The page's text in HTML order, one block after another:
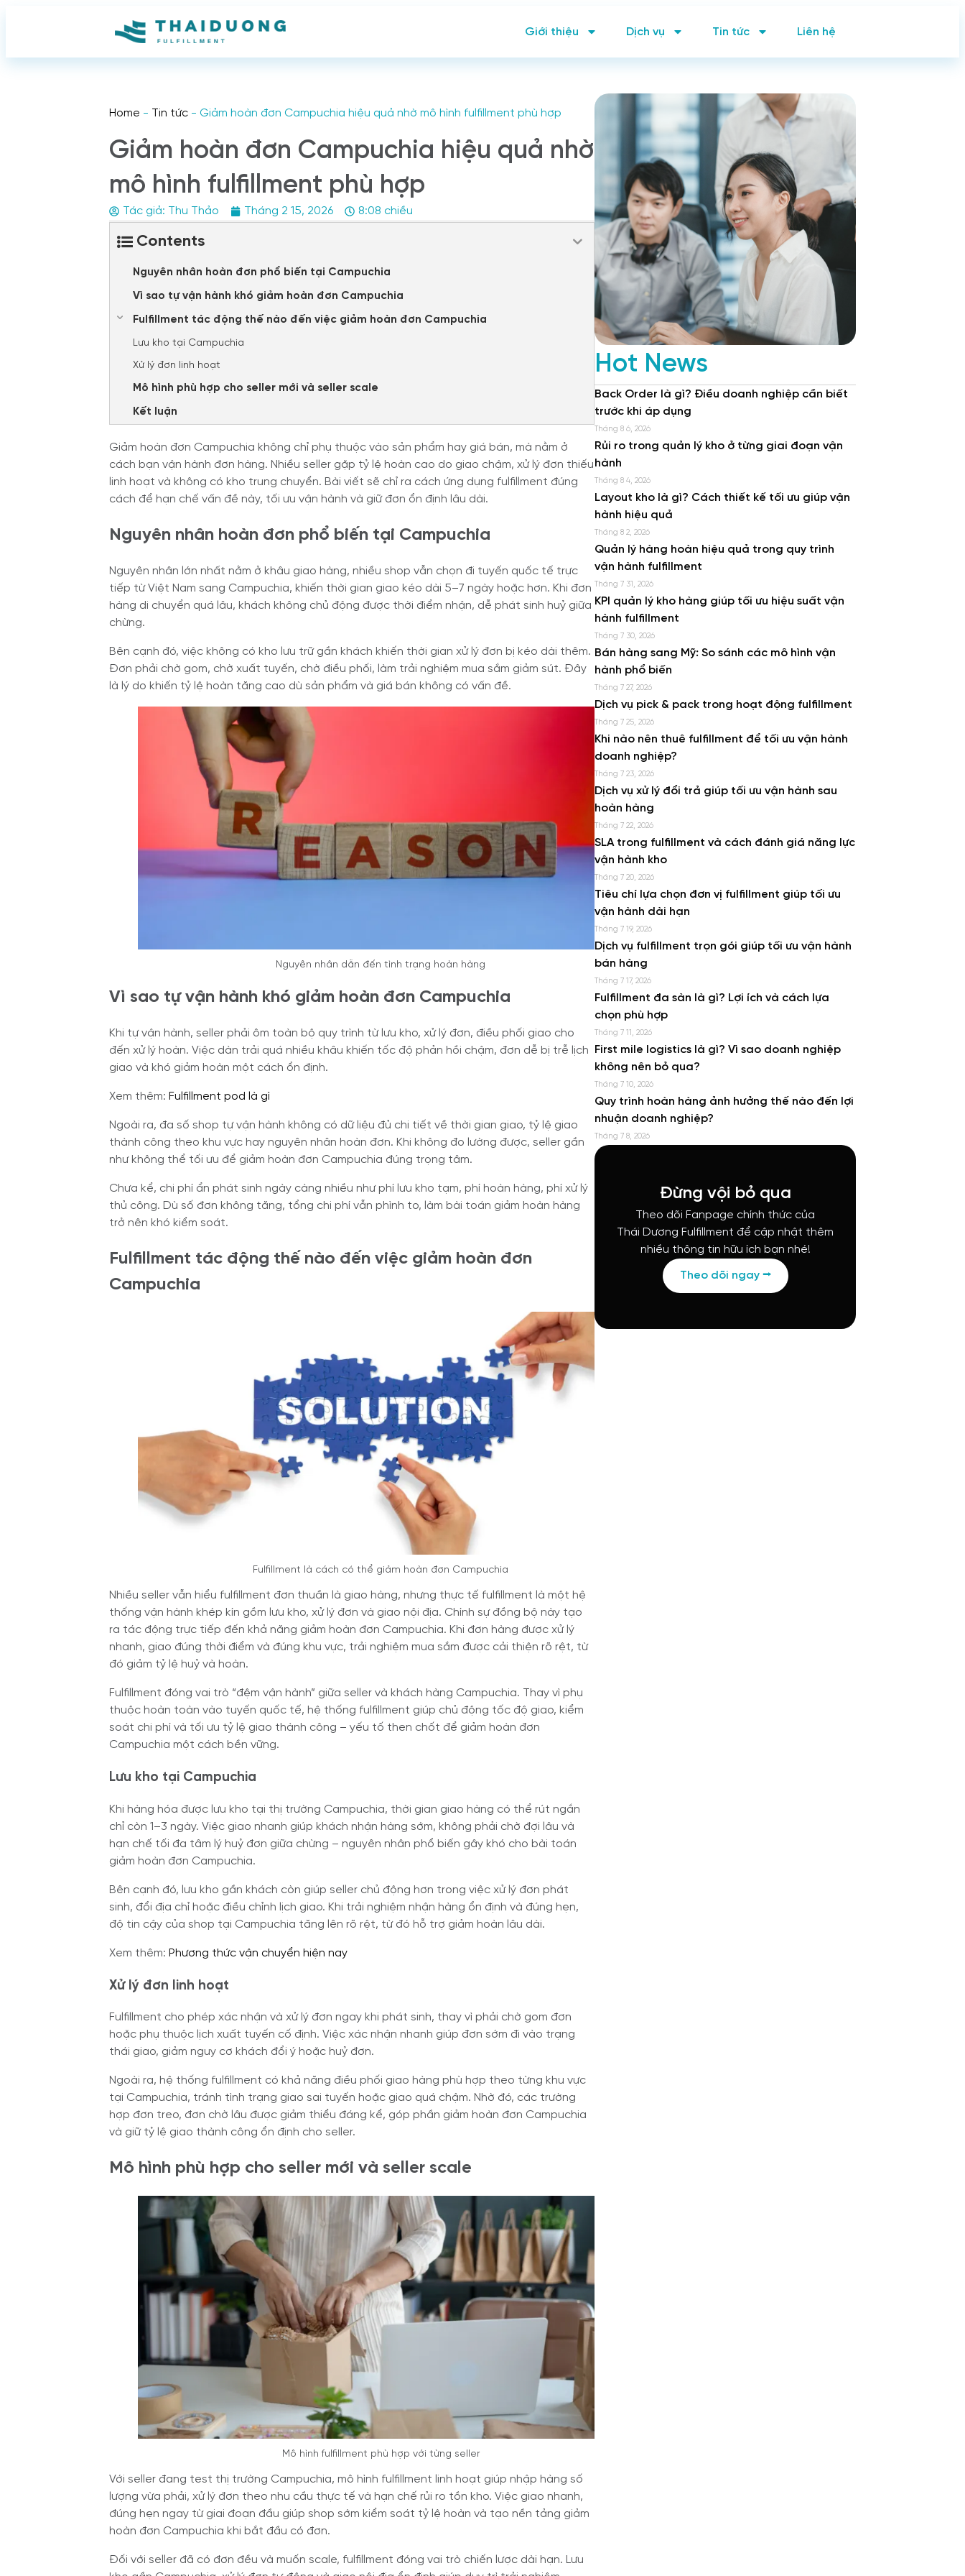
Giới thiệu Dịch vụ Tin tức Liên hệ
Home - Tin tức - Giảm hoàn đơn Campuchia hiệu quả nhờ mô hình fulfillment phù hợp
Giảm hoàn đơn Campuchia hiệu quả nhờ
mô hình fulfillment phù hợp
Tác giả: Thu Thảo Tháng 2 15, 2026 8:08 chiều
Contents
Nguyên nhân hoàn đơn phổ biến tại Campuchia
Vì sao tự vận hành khó giảm hoàn đơn Campuchia
Fulfillment tác động thế nào đến việc giảm hoàn đơn Campuchia
Lưu kho tại Campuchia
Xử lý đơn linh hoạt
Mô hình phù hợp cho seller mới và seller scale
Kết luận
Giảm hoàn đơn Campuchia không chỉ phụ thuộc vào sản phẩm hay giá bán, mà nằm ở
cách bạn vận hành đơn hàng. Nhiều seller gặp tỷ lệ hoàn cao do giao chậm, xử lý đơn thiếu
linh hoạt và không có kho trung chuyển. Bài viết sẽ chỉ ra cách ứng dụng fulfillment đúng
cách để hạn chế vấn đề này, tối ưu vận hành và giữ đơn ổn định lâu dài.
Nguyên nhân hoàn đơn phổ biến tại Campuchia
Nguyên nhân lớn nhất nằm ở khâu giao hàng, nhiều shop vẫn chọn đi tuyến quốc tế trực
tiếp từ Việt Nam sang Campuchia, khiến thời gian giao kéo dài 5–7 ngày hoặc hơn. Khi đơn
hàng di chuyển quá lâu, khách không chủ động được thời điểm nhận, dễ phát sinh huỷ giữa
chừng.
Bên cạnh đó, việc không có kho lưu trữ gần khách khiến thời gian xử lý đơn bị kéo dài thêm.
Đơn phải chờ gom, chờ xuất tuyến, chờ điều phối, làm trải nghiệm mua sắm giảm sút. Đây
là lý do khiến tỷ lệ hoàn tăng cao dù sản phẩm và giá bán không có vấn đề.
Nguyên nhân dẫn đến tình trạng hoàn hàng
Vì sao tự vận hành khó giảm hoàn đơn Campuchia
Khi tự vận hành, seller phải ôm toàn bộ quy trình từ lưu kho, xử lý đơn, điều phối giao cho
đến xử lý hoàn. Việc dàn trải quá nhiều khâu khiến tốc độ phản hồi chậm, đơn dễ bị trễ lịch
giao và khó giảm hoàn một cách ổn định.
Xem thêm: Fulfillment pod là gì
Ngoài ra, đa số shop tự vận hành không có dữ liệu đủ chi tiết về thời gian giao, tỷ lệ giao
thành công theo khu vực hay nguyên nhân hoàn đơn. Khi không đo lường được, seller gần
như không thể tối ưu để giảm hoàn đơn Campuchia đúng trọng tâm.
Chưa kể, chi phí ẩn phát sinh ngày càng nhiều như phí lưu kho tạm, phí hoàn hàng, phí xử lý
thủ công. Dù số đơn không tăng, tổng chi phí vẫn phình to, làm bài toán giảm hoàn hàng
trở nên khó kiểm soát.
Fulfillment tác động thế nào đến việc giảm hoàn đơn
Campuchia
Fulfillment là cách có thể giảm hoàn đơn Campuchia
Nhiều seller vẫn hiểu fulfillment đơn thuần là giao hàng, nhưng thực tế fulfillment là một hệ
thống vận hành khép kín gồm lưu kho, xử lý đơn và giao nội địa. Chính sự đồng bộ này tạo
ra tác động trực tiếp đến khả năng giảm hoàn đơn Campuchia. Khi đơn hàng được xử lý
nhanh, giao đúng thời điểm và đúng khu vực, trải nghiệm mua sắm được cải thiện rõ rệt, từ
đó giảm tỷ lệ huỷ và hoàn.
Fulfillment đóng vai trò “đệm vận hành” giữa seller và khách hàng Campuchia. Thay vì phụ
thuộc hoàn toàn vào tuyến quốc tế, hệ thống fulfillment giúp chủ động tốc độ giao, kiểm
soát chi phí và tối ưu tỷ lệ giao thành công – yếu tố then chốt để giảm hoàn đơn
Campuchia một cách bền vững.
Lưu kho tại Campuchia
Khi hàng hóa được lưu kho tại thị trường Campuchia, thời gian giao hàng có thể rút ngắn
chỉ còn 1–3 ngày. Việc giao nhanh giúp khách nhận hàng sớm, không phải chờ đợi lâu và
hạn chế tối đa tâm lý huỷ đơn giữa chừng – nguyên nhân phổ biến gây khó cho bài toán
giảm hoàn đơn Campuchia.
Bên cạnh đó, lưu kho gần khách còn giúp seller chủ động hơn trong việc xử lý đơn phát
sinh, đổi địa chỉ hoặc điều chỉnh lịch giao. Khi trải nghiệm nhận hàng ổn định và đúng hẹn,
độ tin cậy của shop tại Campuchia tăng lên rõ rệt, từ đó hỗ trợ giảm hoàn lâu dài.
Xem thêm: Phương thức vận chuyển hiện nay
Xử lý đơn linh hoạt
Fulfillment cho phép xác nhận và xử lý đơn ngay khi phát sinh, thay vì phải chờ gom đơn
hoặc phụ thuộc lịch xuất tuyến cố định. Việc xác nhận nhanh giúp đơn sớm đi vào trạng
thái giao, giảm nguy cơ khách đổi ý hoặc huỷ đơn.
Ngoài ra, hệ thống fulfillment có khả năng điều phối giao hàng phù hợp theo từng khu vực
tại Campuchia, tránh tình trạng giao sai tuyến hoặc giao quá chậm. Nhờ đó, các trường
hợp đơn treo, đơn chờ lâu được giảm thiểu đáng kể, góp phần giảm hoàn đơn Campuchia
và giữ tỷ lệ giao thành công ổn định cho seller.
Mô hình phù hợp cho seller mới và seller scale
Mô hình fulfillment phù hợp với từng seller
Với seller đang test thị trường Campuchia, mô hình fulfillment linh hoạt giúp nhập hàng số
lượng vừa phải, xử lý đơn theo nhu cầu thực tế và hạn chế rủi ro tồn kho. Việc giao nhanh,
đúng hẹn ngay từ giai đoạn đầu giúp shop sớm kiểm soát tỷ lệ hoàn và tạo nền tảng giảm
hoàn đơn Campuchia khi bắt đầu có đơn.
Đối với seller đã có đơn đều và muốn scale, fulfillment đóng vai trò chiến lược dài hạn. Lưu
Hot News
Back Order là gì? Điều doanh nghiệp cần biết
trước khi áp dụng
Tháng 8 6, 2026
Rủi ro trong quản lý kho ở từng giai đoạn vận
hành
Tháng 8 4, 2026
Layout kho là gì? Cách thiết kế tối ưu giúp vận
hành hiệu quả
Tháng 8 2, 2026
Quản lý hàng hoàn hiệu quả trong quy trình
vận hành fulfillment
Tháng 7 31, 2026
KPI quản lý kho hàng giúp tối ưu hiệu suất vận
hành fulfillment
Tháng 7 30, 2026
Bán hàng sang Mỹ: So sánh các mô hình vận
hành phổ biến
Tháng 7 27, 2026
Dịch vụ pick & pack trong hoạt động fulfillment
Tháng 7 25, 2026
Khi nào nên thuê fulfillment để tối ưu vận hành
doanh nghiệp?
Tháng 7 23, 2026
Dịch vụ xử lý đổi trả giúp tối ưu vận hành sau
hoàn hàng
Tháng 7 22, 2026
SLA trong fulfillment và cách đánh giá năng lực
vận hành kho
Tháng 7 20, 2026
Tiêu chí lựa chọn đơn vị fulfillment giúp tối ưu
vận hành dài hạn
Tháng 7 19, 2026
Dịch vụ fulfillment trọn gói giúp tối ưu vận hành
bán hàng
Tháng 7 17, 2026
Fulfillment đa sàn là gì? Lợi ích và cách lựa
chọn phù hợp
Tháng 7 11, 2026
First mile logistics là gì? Vì sao doanh nghiệp
không nên bỏ qua?
Tháng 7 10, 2026
Quy trình hoàn hàng ảnh hưởng thế nào đến lợi
nhuận doanh nghiệp?
Tháng 7 8, 2026
Đừng vội bỏ qua
Theo dõi Fanpage chính thức của
Thái Dương Fulfillment để cập nhật thêm
nhiều thông tin hữu ích bạn nhé!
Theo dõi ngay ⭢